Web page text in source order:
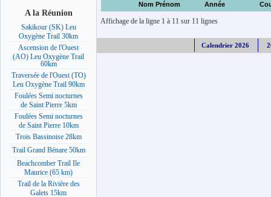
A la Réunion
Sakikour (SK) Leu
Oxygène Trail 30km
Ascension de l'Ouest
(AO) Leu Oxygène Trail
60km
Traversée de l'Ouest (TO)
Leu Oxygène Trail 90km
Foulées Semi nocturnes
de Saint Pierre 5km
Foulées Semi nocturnes
de Saint Pierre 10km
Trois Bassinoise 28km
Trail Grand Bénare 50km
Beachcomber Trail Ile
Maurice (65 km)
Trail de la Rivière des
Galets 15km
Nom Prénom Année
Affichage de la ligne 1 à 11 sur 11 lignes
Calendrier 2026